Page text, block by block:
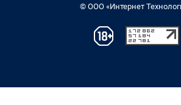
© ООО «Интернет